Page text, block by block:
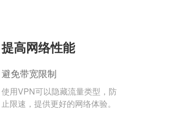
提高网络性能
避免带宽限制
使用VPN可以隐藏流量类型，防
止限速，提供更好的网络体验。